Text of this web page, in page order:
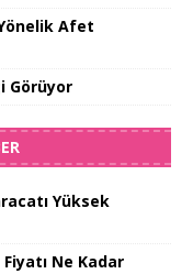
Afet
Görüyor
Yüksek
Ne Kadar